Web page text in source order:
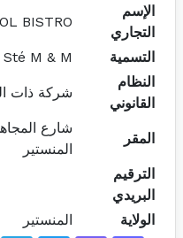
الإسم
التجاري
BISTRO
التسمية
Sté M & M
النظام
القانوني
شركة ذات
المقر
المنستير
الترقيم
البريدي
الولاية
المنستير